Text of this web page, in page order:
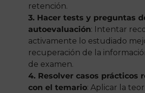
retención.
3. Hacer tests y preguntas
autoevaluación: Intentar
activamente lo estudiado
recuperación de la
de examen.
4. Resolver casos prácticos
con el temario: Aplicar la